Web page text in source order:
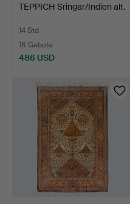
TEPPICH Sringar/Indien alt.
14 Std
18 Gebote
486 USD